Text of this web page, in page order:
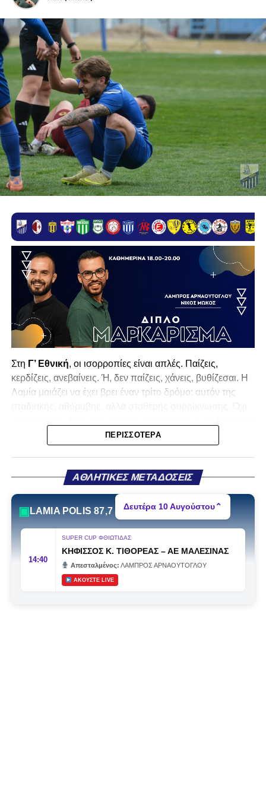
Στη Γ’ Εθνική, οι ισορροπίες είναι απλές. Παίζεις,
κερδίζεις, ανεβαίνεις. Ή, δεν παίζεις, χάνεις, βυθίζεσαι. Η
Λαμία μοιάζει να έχει βρει έναν τρίτο δρόμο: αυτόν της
της κατηγορίας. Της συρρίκνωσης της ίδιας της
Γράφει ο Νίκος Μώκος
Για μια ομάδα που πέρασε μια σχεδόν δεκαετία στα
σαλόνια τηςSuper League 1
, που έφτιαξε όνομα και
αναγνωρισιμότητα, δεν μπορεί η κουβέντα της πόλης να
στο μάτι».
ομάδων που ζητούν να παραμείνουν μεγάλες, έστω
και μέσα σε μια μικρή κατηγορία.
ΠΕΡΙΣΣΌΤΕΡΑ
ΑΘΛΗΤΙΚΕΣ ΜΕΤΑΔΟΣΕΙΣ
▣LAMIA POLIS 87,7 Δευτέρα 10 Αυγούστου⌃
14:40
SUPER CUP ΦΘΙΩΤΙΔΑΣ
ΚΗΦΙΣΣΟΣ Κ. ΤΙΘΟΡΕΑΣ –ΑΕ ΜΑΛΕΣΙΝΑΣ
Απεσταλμένος: ΛΑΜΠΡΟΣ ΑΡΝΑΟΥΤΟΓΛΟΥ
ΑΚΟΥΣΤΕ LIVE